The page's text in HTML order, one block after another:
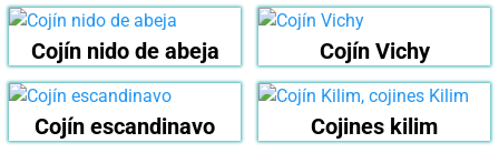
Cojín nido de abeja Cojín Vichy
Cojín escandinavo Cojines kilim